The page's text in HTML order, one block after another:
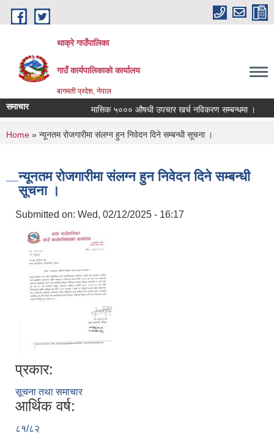
Skip to main content
थाक्रे गाउँपालिका
गाउँ कार्यपालिकाको कार्यालय
बागमती प्रदेश, नेपाल
समाचार मासिक ५००० औषधी उपचार खर्च नविकरण सम्बन्धमा ।
You are here
Home » न्यूनतम रोजगारीमा संलग्न हुन निवेदन दिने सम्बन्धी सूचना ।
न्यूनतम रोजगारीमा संलग्न हुन निवेदन दिने सम्बन्धी
सूचना ।
Submitted on: Wed, 02/12/2025 - 16:17
प्रकार:
सूचना तथा समाचार
आर्थिक वर्ष:
८१/८२